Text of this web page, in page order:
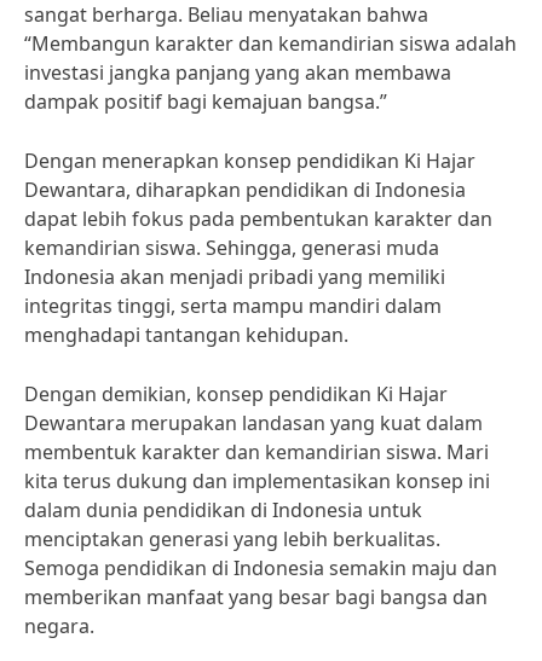
sangat berharga. Beliau menyatakan bahwa
“Membangun karakter dan kemandirian siswa adalah
investasi jangka panjang yang akan membawa
dampak positif bagi kemajuan bangsa.”
Dengan menerapkan konsep pendidikan Ki Hajar
Dewantara, diharapkan pendidikan di Indonesia
dapat lebih fokus pada pembentukan karakter dan
kemandirian siswa. Sehingga, generasi muda
Indonesia akan menjadi pribadi yang memiliki
integritas tinggi, serta mampu mandiri dalam
menghadapi tantangan kehidupan.
Dengan demikian, konsep pendidikan Ki Hajar
Dewantara merupakan landasan yang kuat dalam
membentuk karakter dan kemandirian siswa. Mari
kita terus dukung dan implementasikan konsep ini
dalam dunia pendidikan di Indonesia untuk
menciptakan generasi yang lebih berkualitas.
Semoga pendidikan di Indonesia semakin maju dan
memberikan manfaat yang besar bagi bangsa dan
negara.